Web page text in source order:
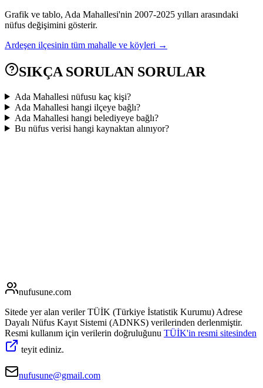
Grafik ve tablo, Ada Mahallesi'nin 2007-2025 yılları arasındaki
nüfus değişimini gösterir.
Ardeşen ilçesinin tüm mahalle ve köyleri →
SIKÇA SORULAN SORULAR
Ada Mahallesi nüfusu kaç kişi?
Ada Mahallesi hangi ilçeye bağlı?
Ada Mahallesi hangi belediyeye bağlı?
Bu nüfus verisi hangi kaynaktan alınıyor?
nufusune.com
Sitede yer alan veriler TÜİK (Türkiye İstatistik Kurumu) Adrese
Dayalı Nüfus Kayıt Sistemi (ADNKS) verilerinden derlenmiştir.
Resmi kullanım için verilerin doğruluğunu TÜİK'in resmi sitesinden
teyit ediniz.
nufusune@gmail.com